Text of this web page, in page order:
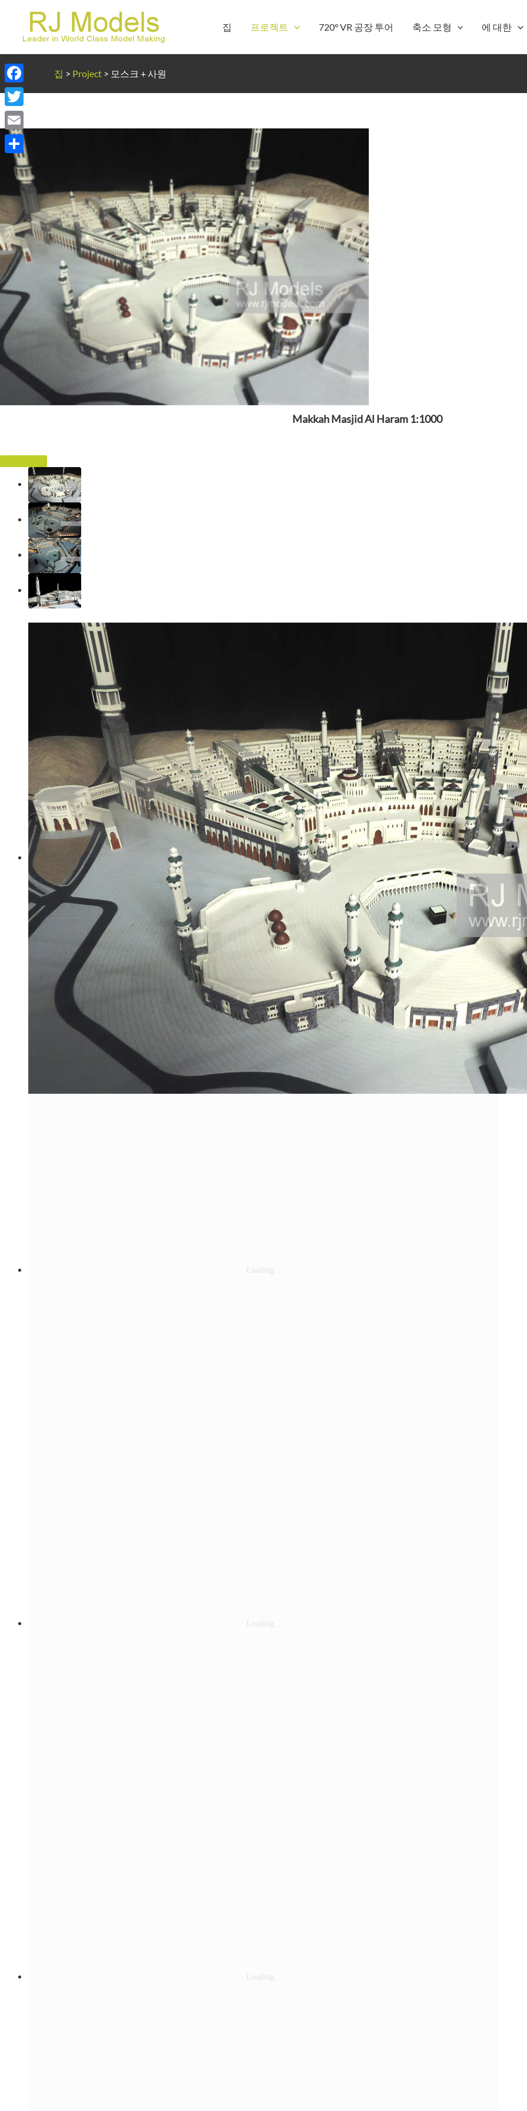
로
건
너
뛰
기
집 프로젝트 720° VR 공장 투어 축소 모형 에 대한
집 > Project > 모스크 + 사원
Makkah Masjid Al Haram 1:1000
Facebook
Twitter
Email
Share